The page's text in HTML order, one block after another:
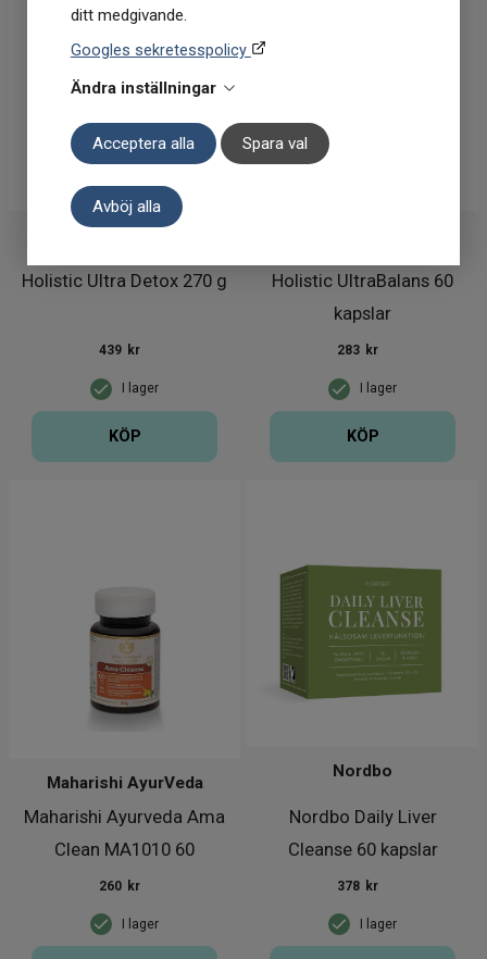
ditt medgivande.
Googles sekretesspolicy
Ändra inställningar
Acceptera alla Spara val
Avböj alla
Holistic Ultra Detox 270 g
I lager
439 kr
KÖP
Holistic UltraBalans 60
kapslar
I lager
283 kr
KÖP
Maharishi Ayurveda Ama
Clean MA1010 60
tabletter
Maharishi AyurVeda
I lager
260 kr
Nordbo Daily Liver
Cleanse 60 kapslar
Nordbo
I lager
378 kr